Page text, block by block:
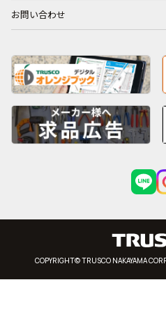
お問い合わせ
COPYRIGHT© TRUSCO NAKAYAMA